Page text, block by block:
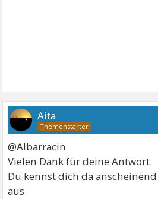
Aita
@Albarracin
Vielen Dank für deine Antwort.
Du kennst dich da
aus.